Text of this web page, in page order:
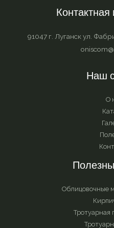
91047 г. Луганск ул.
Наш
О
Облицовочные
Тротуарная